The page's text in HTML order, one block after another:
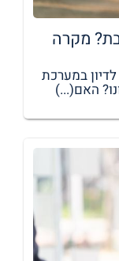
מקרה
במערכת
האם(...)